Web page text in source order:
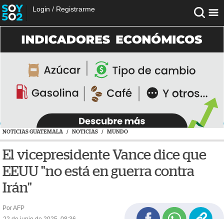
Login / Registrarme
NOTICIAS GUATEMALA / NOTICIAS / MUNDO
El vicepresidente Vance dice que
EEUU "no está en guerra contra
Irán"
Por AFP